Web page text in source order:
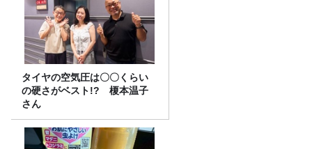
タイヤの空気圧は〇〇くらい
の硬さがベスト!? 榎本温子
さん